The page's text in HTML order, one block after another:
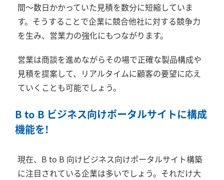
間～数日かかっていた見積を数分に短縮していま
す。そうすることで企業に競合他社に対する競争力
を生み、営業力の強化にもつながります。
営業は商談を進めながらその場で正確な製品構成や
見積を提案して、リアルタイムに顧客の要望に応え
ていくことも可能でしょう。
B to B ビジネス向けポータルサイトに構成
機能を!
現在、B to B 向けビジネス向けポータルサイト構築
に注目されている企業は多いでしょう。それだけ大